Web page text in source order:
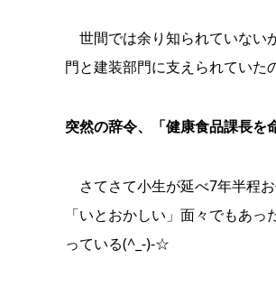
世間では余り知られていない
門と建装部門に支えられていた
突然の辞令、「健康食品課長を
さてさて小生が延べ7年半程
「いとおかしい」面々でもあ
っている(^_-)-☆